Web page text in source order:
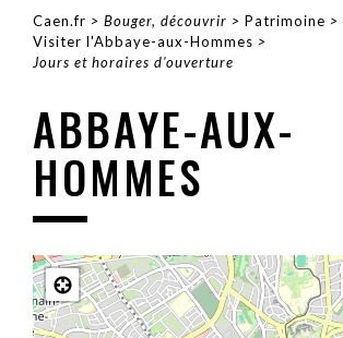
FIL
Caen.fr Bouger, découvrir
Patrimoine
Visiter l'Abbaye-aux-Hommes
Jours et horaires d'ouverture
ABBAYE-AUX-
HOMMES